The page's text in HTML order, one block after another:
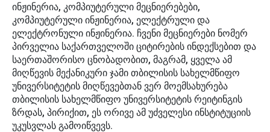
ინჟინერია, კომპიუტერული მეცნიერებები,
კომპიუტერული ინჟინერია, ელექტრული და
ელექტრონული ინჟინერია. ჩვენი მეცნიერები ნომერ
პირველია საქართველოში ციტირების ინდექსებით და
საერთაშორისო ცნობადობით, მაგრამ, ყველა ამ
მიღწევის მექანიკური ჯამი თბილისის სახელმწიფო
უნივერსიტეტის მიღწევებთან ვერ მოემსახურება
თბილისის სახელმწიფო უნივერსიტეტის რეიტინგის
ზრდას, პირიქით, ეს ორივე ამ უძველესი ინსტიტუციის
უკუსვლას გამოიწვევს.